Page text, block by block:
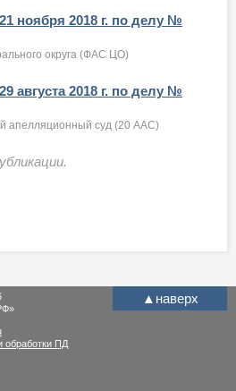
ноября 2018 г. по делу №
округа (ФАС ЦО)
августа 2018 г. по делу №
апелляционный суд (20 ААС)
▲ наверх
обработки ПД